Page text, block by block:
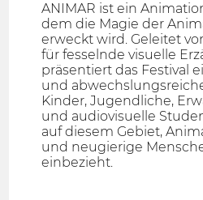
ANIMAR ist ein
dem die Magie der
erweckt wird. Geleitet
für fesselnde visuelle
präsentiert das Festival
und
Kinder, Jugendliche,
und audiovisuelle
auf diesem Gebiet,
und neugierige
einbezieht.